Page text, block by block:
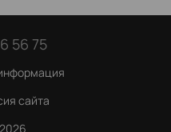
56 75
сайта